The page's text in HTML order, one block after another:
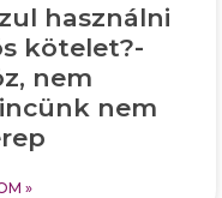
használni
kötelet?-
nem
nem
»